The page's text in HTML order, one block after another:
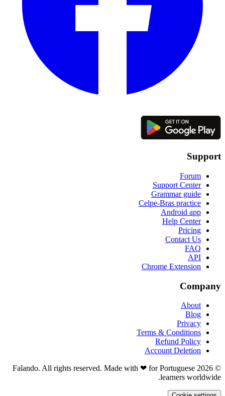
Support
Forum
Support Center
Grammar guide
Celpe-Bras practice
Android app
Help Center
Pricing
Contact Us
FAQ
API
Chrome Extension
Company
About
Blog
Privacy
Terms & Conditions
Refund Policy
Account Deletion
© 2026 Falando. All rights reserved. Made with ❤ for Portuguese
learners worldwide.